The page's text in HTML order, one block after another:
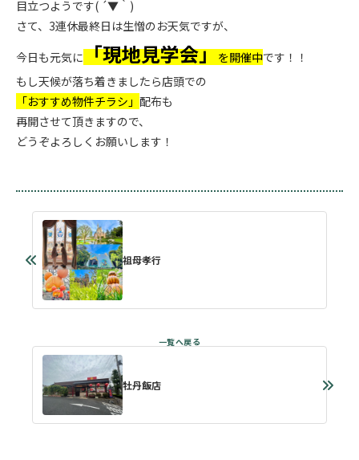
目立つようです( ´▼｀)
さて、3連休最終日は生憎のお天気ですが、
今日も元気に「現地見学会」を開催中です！！
もし天候が落ち着きましたら店頭での
「おすすめ物件チラシ」 配布も
再開させて頂きますので、
どうぞよろしくお願いします！
祖母孝行
牡丹飯店